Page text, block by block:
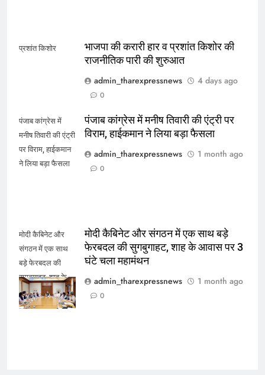
प्रशांत किशोर
भाजपा की करारी हार व प्रशांत किशोर की
राजनीतिक पारी की शुरुआत
admin_tharexpressnews
4 days ago
0
पंजाब कांग्रेस में
मनीष तिवारी की एंट्री
पर विराम, हाईकमान
ने लिया बड़ा फैसला
पंजाब कांग्रेस में मनीष तिवारी की एंट्री पर
विराम, हाईकमान ने लिया बड़ा फैसला
admin_tharexpressnews
1 month ago
0
मोदी कैबिनेट और
संगठन में एक साथ
बड़े फेरबदल की
सुगबुगाहट, शाह के
आवास पर 3 घंटे चला
महामंथन
मोदी कैबिनेट और संगठन में एक साथ बड़े
फेरबदल की सुगबुगाहट, शाह के आवास पर 3
घंटे चला महामंथन
admin_tharexpressnews
1 month ago
0